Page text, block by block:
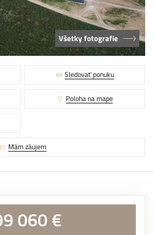
Všetky fotografie
Sledovať ponuku
Poloha na mape
Mám záujem
060 €